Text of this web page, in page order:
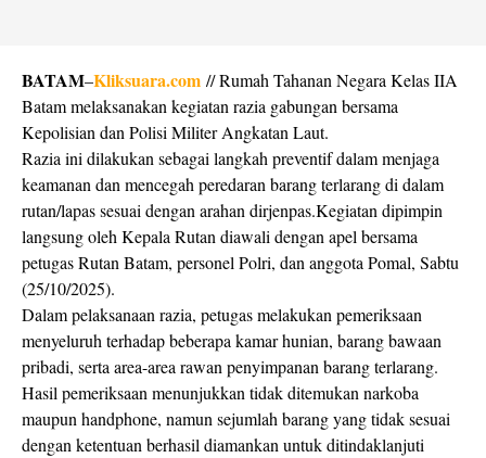
BATAM–Kliksuara.com // Rumah Tahanan Negara Kelas IIA
Batam melaksanakan kegiatan razia gabungan bersama
Kepolisian dan Polisi Militer Angkatan Laut.
Razia ini dilakukan sebagai langkah preventif dalam menjaga
keamanan dan mencegah peredaran barang terlarang di dalam
rutan/lapas sesuai dengan arahan dirjenpas.Kegiatan dipimpin
langsung oleh Kepala Rutan diawali dengan apel bersama
petugas Rutan Batam, personel Polri, dan anggota Pomal, Sabtu
(25/10/2025).
Dalam pelaksanaan razia, petugas melakukan pemeriksaan
menyeluruh terhadap beberapa kamar hunian, barang bawaan
pribadi, serta area-area rawan penyimpanan barang terlarang.
Hasil pemeriksaan menunjukkan tidak ditemukan narkoba
maupun handphone, namun sejumlah barang yang tidak sesuai
dengan ketentuan berhasil diamankan untuk ditindaklanjuti